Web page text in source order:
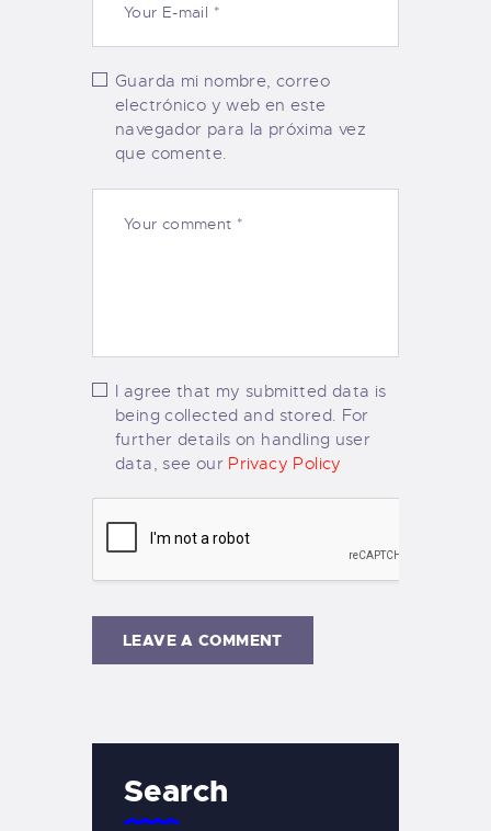
Guarda mi nombre, correo
electrónico y web en este
navegador para la próxima vez
que comente.
I agree that my submitted data is
being collected and stored. For
further details on handling user
data, see our Privacy Policy
Search